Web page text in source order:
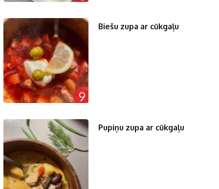
9
Biešu zupa ar cūkgaļu
Pupiņu zupa ar cūkgaļu